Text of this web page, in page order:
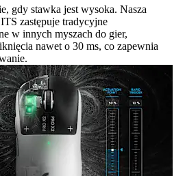
gdy stawka jest wysoka. Nasza
zastępuje tradycyjne
w innych myszach do gier,
nawet o 30 ms, co zapewnia